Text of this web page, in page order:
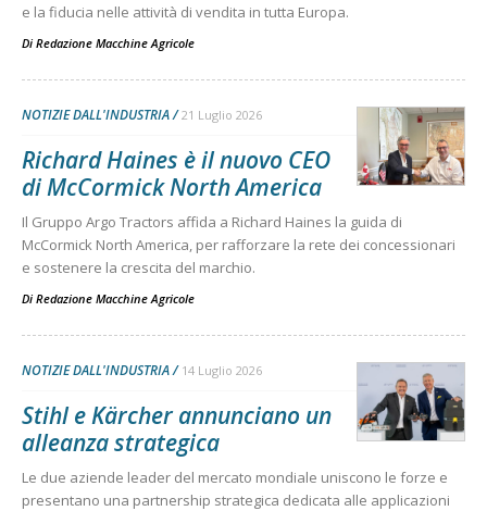
e la fiducia nelle attività di vendita in tutta Europa.
Di Redazione Macchine Agricole
NOTIZIE DALL'INDUSTRIA 21 Luglio 2026
Richard Haines è il nuovo CEO
di McCormick North America
Il Gruppo Argo Tractors affida a Richard Haines la guida di
McCormick North America, per rafforzare la rete dei concessionari
e sostenere la crescita del marchio.
Di Redazione Macchine Agricole
NOTIZIE DALL'INDUSTRIA 14 Luglio 2026
Stihl e Kärcher annunciano un
alleanza strategica
Le due aziende leader del mercato mondiale uniscono le forze e
presentano una partnership strategica dedicata alle applicazioni